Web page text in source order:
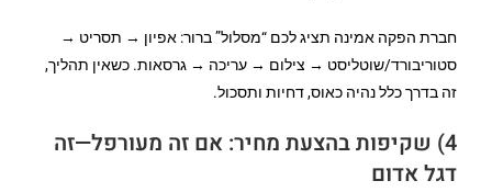
חברת הפקה אמינה תציג לכם “מסלול” ברור: אפיון → תסריט →
סטוריבורד/שוטליסט → צילום → עריכה → גרסאות. כשאין תהליך,
זה בדרך כלל נהיה כאוס, דחיות ותסכול.
4) שקיפות בהצעת מחיר: אם זה מעורפל—זה
דגל אדום